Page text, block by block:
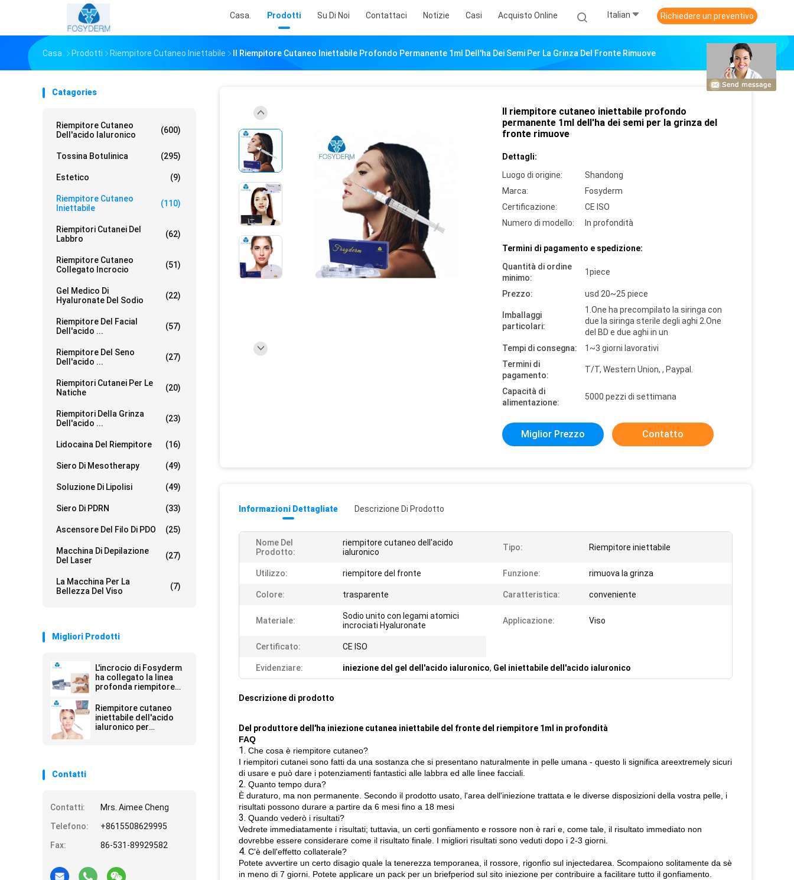
Casa. Prodotti Su Di Noi Contattaci Notizie Casi Acquisto Online Italian Richiedere un preventivo
Casa Prodotti Riempitore Cutaneo Iniettabile Il Riempitore Cutaneo Iniettabile Profondo Permanente 1ml Dell'ha Dei Semi Per La Grinza Del Fronte Rimuove
Catagories
Riempitore Cutaneo
Dell'acido Ialuronico
(600)
Tossina Botulinica (295)
Estetico (9)
Riempitore Cutaneo
Iniettabile
(110)
Riempitori Cutanei Del
Labbro
(62)
Riempitore Cutaneo
Collegato Incrocio
(51)
Gel Medico Di
Hyaluronate Del Sodio
(22)
Riempitore Del Facial
Dell'acido ...
(57)
Riempitore Del Seno
Dell'acido ...
(27)
Riempitori Cutanei Per Le
Natiche
(20)
Riempitori Della Grinza
Dell'acido ...
(23)
Lidocaina Del Riempitore (16)
Siero Di Mesotherapy (49)
Soluzione Di Lipolisi (49)
Siero Di PDRN (33)
Ascensore Del Filo Di PDO (25)
Macchina Di Depilazione
Del Laser
(27)
La Macchina Per La
Bellezza Del Viso
(7)
Migliori Prodotti
L'incrocio di Fosyderm
ha collegato la linea
profonda riempitore
2ml per Nose Up
Riempitore cutaneo
iniettabile dell'acido
ialuronico per
Contatti
Contatti:
Mrs. Aimee Cheng
Telefono:
+8615508629995
Fax:
86-531-89929582
Il riempitore cutaneo iniettabile profondo
permanente 1ml dell'ha dei semi per la grinza del
fronte rimuove
Dettagli:
Luogo di origine:
Shandong
Marca:
Fosyderm
Certificazione:
CE ISO
Numero di modello:
In profondità
Termini di pagamento e spedizione:
Quantità di ordine
minimo:
1piece
Prezzo: usd 20~25 piece
Imballaggi
particolari:
1.One ha precompilato la siringa con
due la siringa sterile degli aghi 2.One
del BD e due aghi in un
Tempi di consegna:
1~3 giorni lavorativi
Termini di
pagamento:
T/T, Western Union, , Paypal.
Capacità di
alimentazione:
5000 pezzi di settimana
Miglior Prezzo Contatto
Informazioni Dettagliate Descrizione Di Prodotto
Nome Del
Prodotto:
riempitore cutaneo dell'acido
ialuronico
Tipo: Riempitore iniettabile
Utilizzo: riempitore del fronte Funzione: rimuova la grinza
Colore: trasparente Caratteristica: conveniente
Materiale:
Sodio unito con legami atomici
incrociati Hyaluronate
Applicazione: Viso
Certificato: CE ISO
Evidenziare: iniezione del gel dell'acido ialuronico, Gel iniettabile dell'acido ialuronico
Descrizione di prodotto
Del produttore dell'ha iniezione cutanea iniettabile del fronte del riempitore 1ml in profondità
FAQ
1. Che cosa è riempitore cutaneo?
I riempitori cutanei sono fatti da una sostanza che si presentano naturalmente in pelle umana - questo li significa areextremely sicuri
di usare e può dare i potenziamenti fantastici alle labbra ed alle linee facciali.
2. Quanto tempo dura?
È duraturo, ma non permanente. Secondo il prodotto usato, l'area dell'iniezione trattata e le diverse disposizioni della vostra pelle, i
risultati possono durare a partire da 6 mesi fino a 18 mesi
3. Quando vederò i risultati?
Vedrete immediatamente i risultati; tuttavia, un certi gonfiamento e rossore non è rari e, come tale, il risultato immediato non
dovrebbe essere considerare come il risultato finale. I migliori risultati sono veduti dopo i 2-3 giorni.
4. C'è dell'effetto collaterale?
Potete avvertire un certo disagio quale la tenerezza temporanea, il rossore, rigonfio sul injectedarea. Scompaiono solitamente da sè
in meno di 7 giorni. Potete applicare un pack per un briefperiod sul sito iniezione per contribuire a facilitare tutto il gonfiamento.